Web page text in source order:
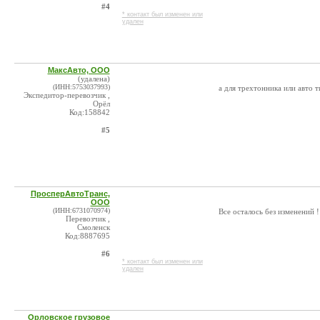
#4
* контакт был изменен или
удален
МаксАвто, ООО
(удалена)
(ИНН:5753037993)
Экспедитор-перевозчик ,
Орёл
Код:158842
#5
а для трехтонника или авто
ПросперАвтоТранс,
ООО
(ИНН:6731070974)
Перевозчик ,
Смоленск
Код:8887695
#6
* контакт был изменен или
удален
Все осталось без изменений !
Орловское грузовое